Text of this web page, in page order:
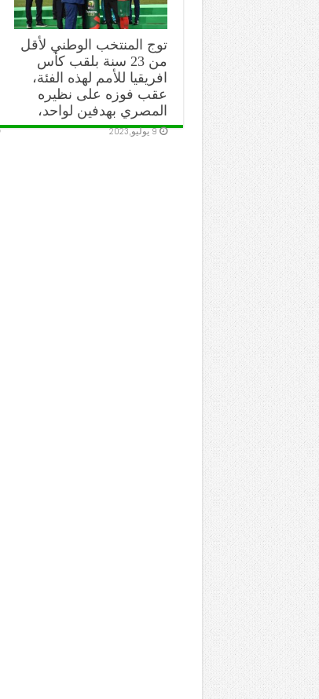
توج المنتخب الوطني لأقل
من 23 سنة بلقب كأس
افريقيا للأمم لهذه الفئة،
عقب فوزه على نظيره
المصري بهدفين لواحد،
9 يوليو,2023